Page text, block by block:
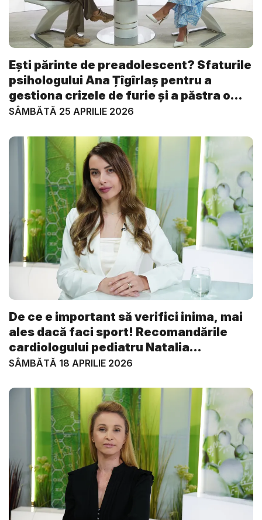
Ești părinte de preadolescent? Sfaturile
psihologului Ana Țîgîrlaș pentru a
gestiona crizele de furie și a păstra o
re...
SÂMBĂTĂ 25 APRILIE 2026
De ce e important să verifici inima, mai
ales dacă faci sport! Recomandările
cardiologului pediatru Natalia
Gavriliuc...
SÂMBĂTĂ 18 APRILIE 2026